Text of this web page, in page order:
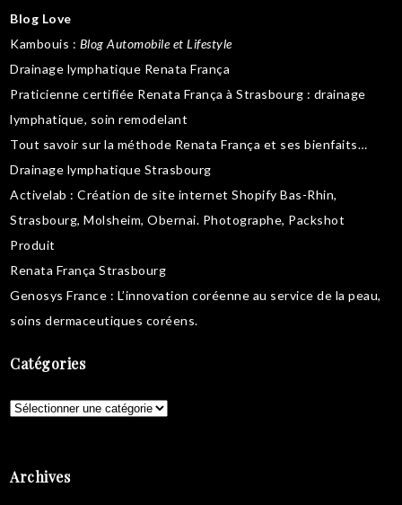
Blog Love
Kambouis : Blog Automobile et Lifestyle
Drainage lymphatique Renata França
Praticienne certifiée Renata França à Strasbourg : drainage
lymphatique, soin remodelant
Tout savoir sur la méthode Renata França et ses bienfaits…
Drainage lymphatique Strasbourg
Activelab : Création de site internet Shopify Bas-Rhin,
Strasbourg, Molsheim, Obernai. Photographe, Packshot
Produit
Renata França Strasbourg
Genosys France : L’innovation coréenne au service de la peau,
soins dermaceutiques coréens.
Catégories
Catégories
Archives